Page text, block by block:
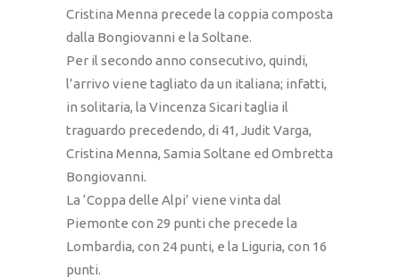
Cristina Menna precede la coppia composta
dalla Bongiovanni e la Soltane.
Per il secondo anno consecutivo, quindi,
l’arrivo viene tagliato da un italiana; infatti,
in solitaria, la Vincenza Sicari taglia il
traguardo precedendo, di 41, Judit Varga,
Cristina Menna, Samia Soltane ed Ombretta
Bongiovanni.
La ‘Coppa delle Alpi’ viene vinta dal
Piemonte con 29 punti che precede la
Lombardia, con 24 punti, e la Liguria, con 16
punti.